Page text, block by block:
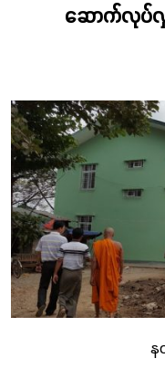
ဆိုင်ရာအချက်အလက်နှ
အတိုင်းအတာကို တွက်ချ
စာသင်ကျောင်းဆောင်မ
ဖြစ်သည်။
၂၀၁၅ ခုနှစ်တွင် စတင်ခဲ့
ခြင်းစီမံကိန်းသည် ၂၀၂
ဆောင်အဆောက်အအုံပေ
ပြီးဖြစ်သည်။ ထိုပမာ
အရေအတွက်သည် ကျောင်
ဆောက်လုပ်လှူဒ
န